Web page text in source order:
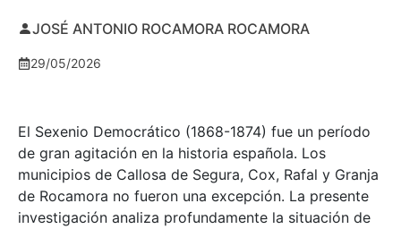
JOSÉ ANTONIO ROCAMORA ROCAMORA
29/05/2026
El Sexenio Democrático (1868-1874) fue un período
de gran agitación en la historia española. Los
municipios de Callosa de Segura, Cox, Rafal y Granja
de Rocamora no fueron una excepción. La presente
investigación analiza profundamente la situación de